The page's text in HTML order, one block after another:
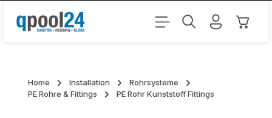
Zum Hauptinhalt springen
Home Installation
Rohrsysteme
PE Rohre & Fittings
PE Rohr Kunststoff Fittings